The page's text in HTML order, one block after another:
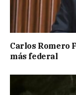
Carlos Romero
más federal